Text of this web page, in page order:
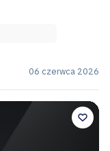
06 czerwca 2026